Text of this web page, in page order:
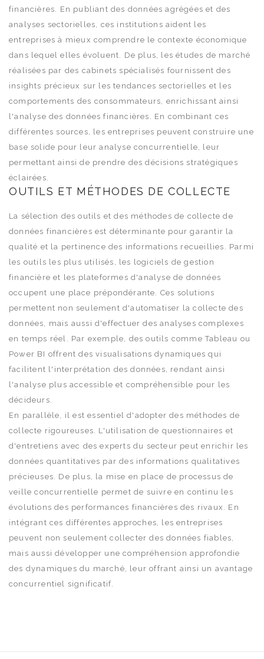
financières. En publiant des données agrégées et des
analyses sectorielles, ces institutions aident les
entreprises à mieux comprendre le contexte économique
dans lequel elles évoluent. De plus, les études de marché
réalisées par des cabinets spécialisés fournissent des
insights précieux sur les tendances sectorielles et les
comportements des consommateurs, enrichissant ainsi
l'analyse des données financières. En combinant ces
différentes sources, les entreprises peuvent construire une
base solide pour leur analyse concurrentielle, leur
permettant ainsi de prendre des décisions stratégiques
éclairées.
OUTILS ET MÉTHODES DE COLLECTE
La sélection des outils et des méthodes de collecte de
données financières est déterminante pour garantir la
qualité et la pertinence des informations recueillies. Parmi
les outils les plus utilisés, les logiciels de gestion
financière et les plateformes d'analyse de données
occupent une place prépondérante. Ces solutions
permettent non seulement d'automatiser la collecte des
données, mais aussi d'effectuer des analyses complexes
en temps réel. Par exemple, des outils comme Tableau ou
Power BI offrent des visualisations dynamiques qui
facilitent l'interprétation des données, rendant ainsi
l'analyse plus accessible et compréhensible pour les
décideurs.
En parallèle, il est essentiel d'adopter des méthodes de
collecte rigoureuses. L'utilisation de questionnaires et
d'entretiens avec des experts du secteur peut enrichir les
données quantitatives par des informations qualitatives
précieuses. De plus, la mise en place de processus de
veille concurrentielle permet de suivre en continu les
évolutions des performances financières des rivaux. En
intégrant ces différentes approches, les entreprises
peuvent non seulement collecter des données fiables,
mais aussi développer une compréhension approfondie
des dynamiques du marché, leur offrant ainsi un avantage
concurrentiel significatif.